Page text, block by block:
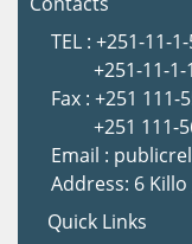
TEL : +251-11-
+251-11-1-
Fax : +251 111-
+251 111-
Email :
Address: 6
Quick Links